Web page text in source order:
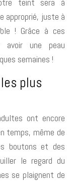
approprié, juste à
! Grâce à ces
avoir une peau
semaines !
plus
ont encore
temps, même de
boutons et des
le regard du
se plaignent de